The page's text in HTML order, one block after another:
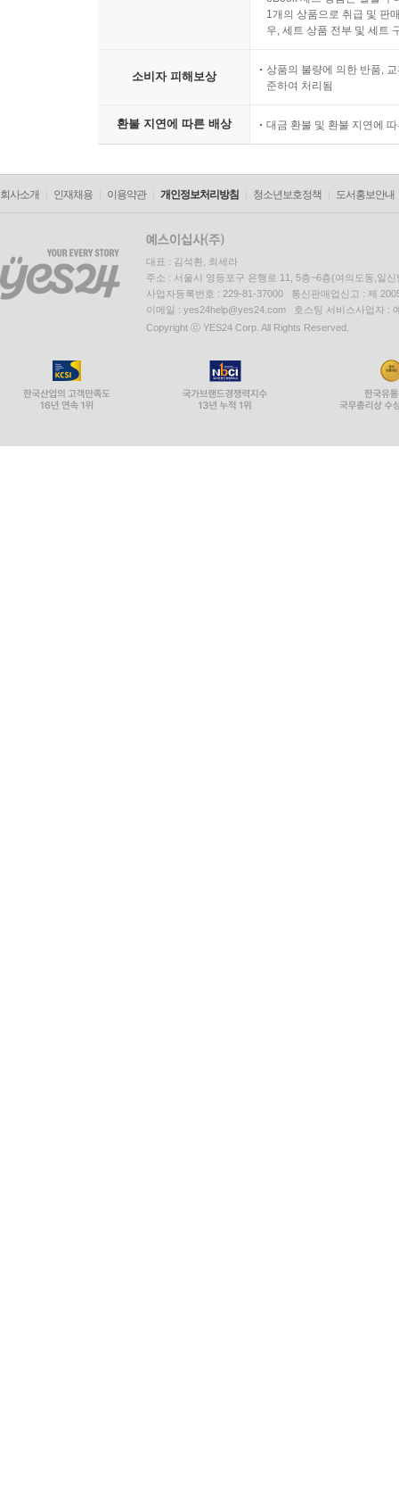
1개의 상품으로 취급 및 판
우, 세트 상품 전부 및 세트
소비자 피해보상
상품의 불량에 의한 반품,
준하여 처리됨
환불 지연에 따른 배상 대금 환불 및 환불 지연에
회사소개 인재채용 이용약관 개인정보처리방침 청소년보호정책 도서홍보안내
대표 : 김석환, 최세라
주소 : 서울시 영등포구 은행로 11, 5층~6층(여의도동,일신
사업자등록번호 : 229-81-37000 통신판매업신고 : 제
이메일 : yes24help@yes24.com 호스팅 서비스사업자 :
Copyright ⓒ YES24 Corp. All Rights Reserved.